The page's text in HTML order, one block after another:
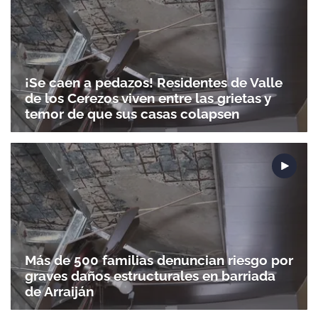
Gracias por suscribirte a nuestro boletín.
¡Se caen a pedazos! Residentes de Valle
de los Cerezos viven entre las grietas y
temor de que sus casas colapsen
Más de 500 familias denuncian riesgo por
graves daños estructurales en barriada
de Arraiján